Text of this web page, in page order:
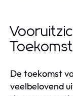
Toekomst
De toekomst
veelbelovend